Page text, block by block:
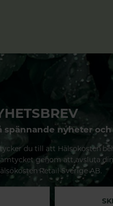
spännande nyheter
du till att Hälsokosten
genom att avsluta
Retail Sverige AB.